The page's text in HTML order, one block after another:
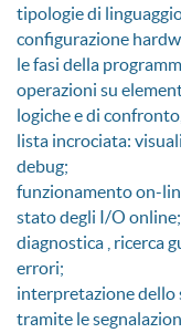
tipologie di
configurazione
le fasi della
operazioni su
logiche e di
lista incrociata:
debug;
funzionamento on-
stato degli I/O online;
diagnostica , ricerca
errori;
interpretazione dello
tramite le